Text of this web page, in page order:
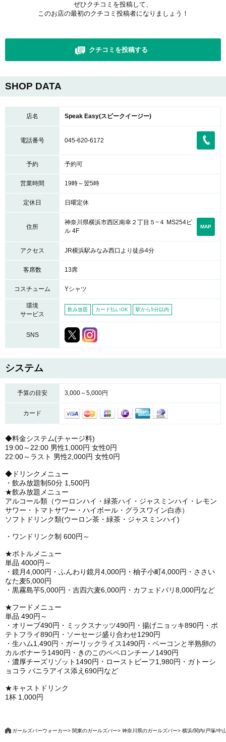
ぜひクチコミを投稿して、
このお店の最初のクチコミ投稿者になりましょう！
クチコミを投稿する
SHOP DATA
店名 Speak Easy(スピークイージー)
電話番号 045-620-6172
予約 予約可
営業時間 19時～翌5時
定休日 日曜定休
住所
神奈川県横浜市西区南幸２丁目５−４ MS254ビ
ル 4F
MAP
アクセス JR横浜駅みなみ西口より徒歩4分
客席数 13席
コスチューム Yシャツ
環境
サービス
飲み放題 カード払いOK 駅から5分以内
SNS
システム
予算の目安 3,000～5,000円
カード
◆料金システム(チャージ料)
19:00～22:00 男性1,000円 女性0円
22:00～ラスト 男性2,000円 女性0円
◆ドリンクメニュー
・飲み放題制50分 1,500円
★飲み放題メニュー
アルコール類（ウーロンハイ・緑茶ハイ・ジャスミンハイ・レモン
サワー・トマトサワー・ハイボール・グラスワイン白赤）
ソフトドリンク類(ウーロン茶・緑茶・ジャスミンハイ)
・ワンドリンク制 600円～
★ボトルメニュー
単品 4000円～
・鏡月4,000円・ふんわり鏡月4,000円・柚子小町4,000円・ささい
なた麦5,000円
・黒霧島芋5,000円・吉四六麦6,000円・カフェドパリ8,000円など
★フードメニュー
単品 490円～
・オリーブ490円・ミックスナッツ490円・揚げニョッキ890円・ポ
テトフライ890円・ソーセージ盛り合わせ1290円
・生ハム1,490円・ガーリックライス1490円・ベーコンと半熟卵の
カルボナーラ1490円・きのこのペペロンチーノ1490円
・濃厚チーズリゾット1490円・ローストビーフ1,980円・ガトーシ
ョコラ バニラアイス添え690円など
★キャストドリンク
1杯 1,000円
ガールズバーウォーカー 関東のガールズバー 神奈川県のガールズバー 横浜/関内/戸塚/中